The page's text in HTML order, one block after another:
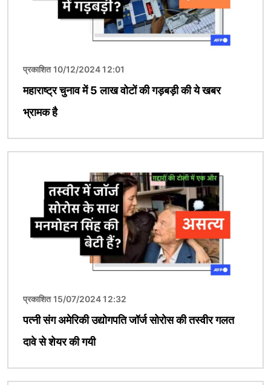
प्रकाशित 10/12/2024 12:01
महाराष्ट्र चुनाव में 5 लाख वोटों की गड़बड़ी की ये खबर
भ्रामक है
प्रकाशित 15/07/2024 12:32
पत्नी संग अमेरिकी उद्योगपति जॉर्ज सोरोस की तस्वीर गलत
दावे से शेयर की गयी